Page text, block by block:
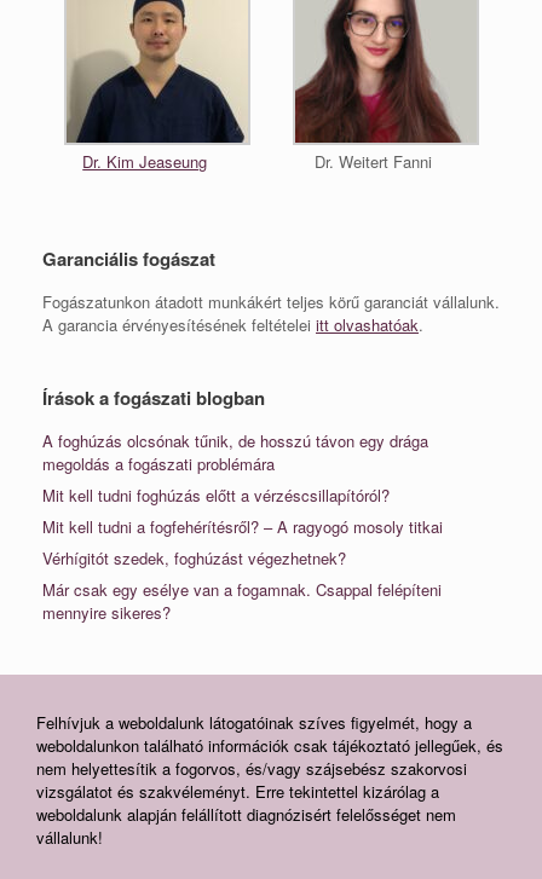
Dr. Kim Jeaseung Dr. Weitert Fanni
Garanciális fogászat
Fogászatunkon átadott munkákért teljes körű garanciát vállalunk.
A garancia érvényesítésének feltételei itt olvashatóak.
Írások a fogászati blogban
A foghúzás olcsónak tűnik, de hosszú távon egy drága
megoldás a fogászati problémára
Mit kell tudni foghúzás előtt a vérzéscsillapítóról?
Mit kell tudni a fogfehérítésről? – A ragyogó mosoly titkai
Vérhígitót szedek, foghúzást végezhetnek?
Már csak egy esélye van a fogamnak. Csappal felépíteni
mennyire sikeres?
Felhívjuk a weboldalunk látogatóinak szíves figyelmét, hogy a
weboldalunkon található információk csak tájékoztató jellegűek, és
nem helyettesítik a fogorvos, és/vagy szájsebész szakorvosi
vizsgálatot és szakvéleményt. Erre tekintettel kizárólag a
weboldalunk alapján felállított diagnózisért felelősséget nem
vállalunk!